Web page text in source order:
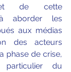
de cette
aborder les
aux médias
des acteurs
phase de crise,
du